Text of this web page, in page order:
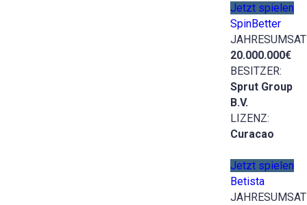
Jetzt spielen
SpinBetter
20.000.000€
BESITZER:
Sprut Group
B.V.
LIZENZ:
Curacao
Jetzt spielen
Betista